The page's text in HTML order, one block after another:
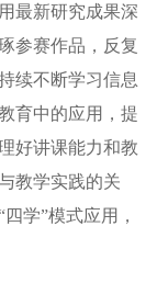
最新研究成果深
参赛作品，反复
续不断学习信息
育中的应用，提
好讲课能力和教
教学实践的关
四学”模式应用，